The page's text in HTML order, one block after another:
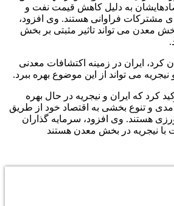
به دلیل کاهش قیمت نفت و
مشترکات فراوانی هستند. وی افزود،
معدن می تواند تاثیر مثبتی بر بخش
کرد، ایران در زمینه اکتشافات معدنی
می تواند از این موضوع بهره ببرد.
کرد که ایران و نیجریه در حال بهره
و تنوع بخشی به اقتصاد خود از طریق
هستند. وی افزود، سرمایه گذاران
با نیجریه در بخش معدن هستند